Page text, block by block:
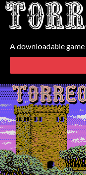
A downloadable game